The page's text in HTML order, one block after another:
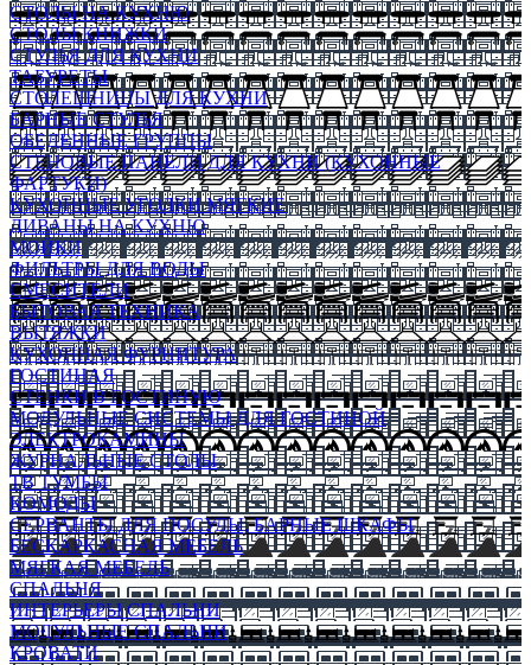
СТОЛЫ НА КУХНЮ
СТОЛЫ КНИЖКИ
СТУЛЬЯ ДЛЯ КУХНИ
ТАБУРЕТЫ
СТОЛЕШНИЦЫ ДЛЯ КУХНИ
БАРНЫЕ СТУЛЬЯ
ОБЕДЕННЫЕ ГРУППЫ
СТЕНОВЫЕ ПАНЕЛИ ДЛЯ КУХНИ (КУХОННЫЕ
ФАРТУКИ)
КУХОННЫЕ УГОЛКИ МЯГКИЕ
ДИВАНЫ НА КУХНЮ
МОЙКИ
ФИЛЬТРЫ ДЛЯ ВОДЫ
СМЕСИТЕЛИ
БЫТОВАЯ ТЕХНИКА
ВЫТЯЖКИ
КУХОННАЯ ФУРНИТУРА
ГОСТИНАЯ
СТЕНКИ В ГОСТИНУЮ
МОДУЛЬНЫЕ СИСТЕМЫ ДЛЯ ГОСТИНОЙ
ЭЛЕКТРОКАМИНЫ
ЖУРНАЛЬНЫЕ СТОЛЫ
ТВ ТУМБЫ
КОМОДЫ
СЕРВАНТЫ ДЛЯ ПОСУДЫ, БАРНЫЕ ШКАФЫ
БЕСКАРКАСНАЯ МЕБЕЛЬ
МЯГКАЯ МЕБЕЛЬ
СПАЛЬНЯ
ИНТЕРЬЕРЫ СПАЛЬНИ
МОДУЛЬНЫЕ СПАЛЬНИ
КРОВАТИ